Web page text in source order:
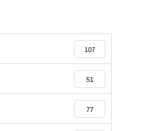
107
51
77